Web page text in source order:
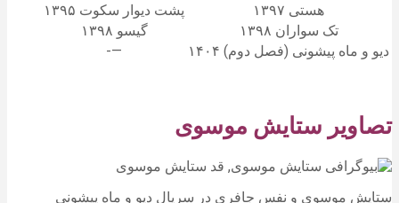
هستی ۱۳۹۷
پشت دیوار سکوت ۱۳۹۵
تک سواران ۱۳۹۸
گیسو ۱۳۹۸
دیو و ماه پیشونی (فصل دوم) ۱۴٠۴
—-
تصاویر ستایش موسوی
ستایش موسوی و نفس جافری در سریال دیو و ماه پیشونی